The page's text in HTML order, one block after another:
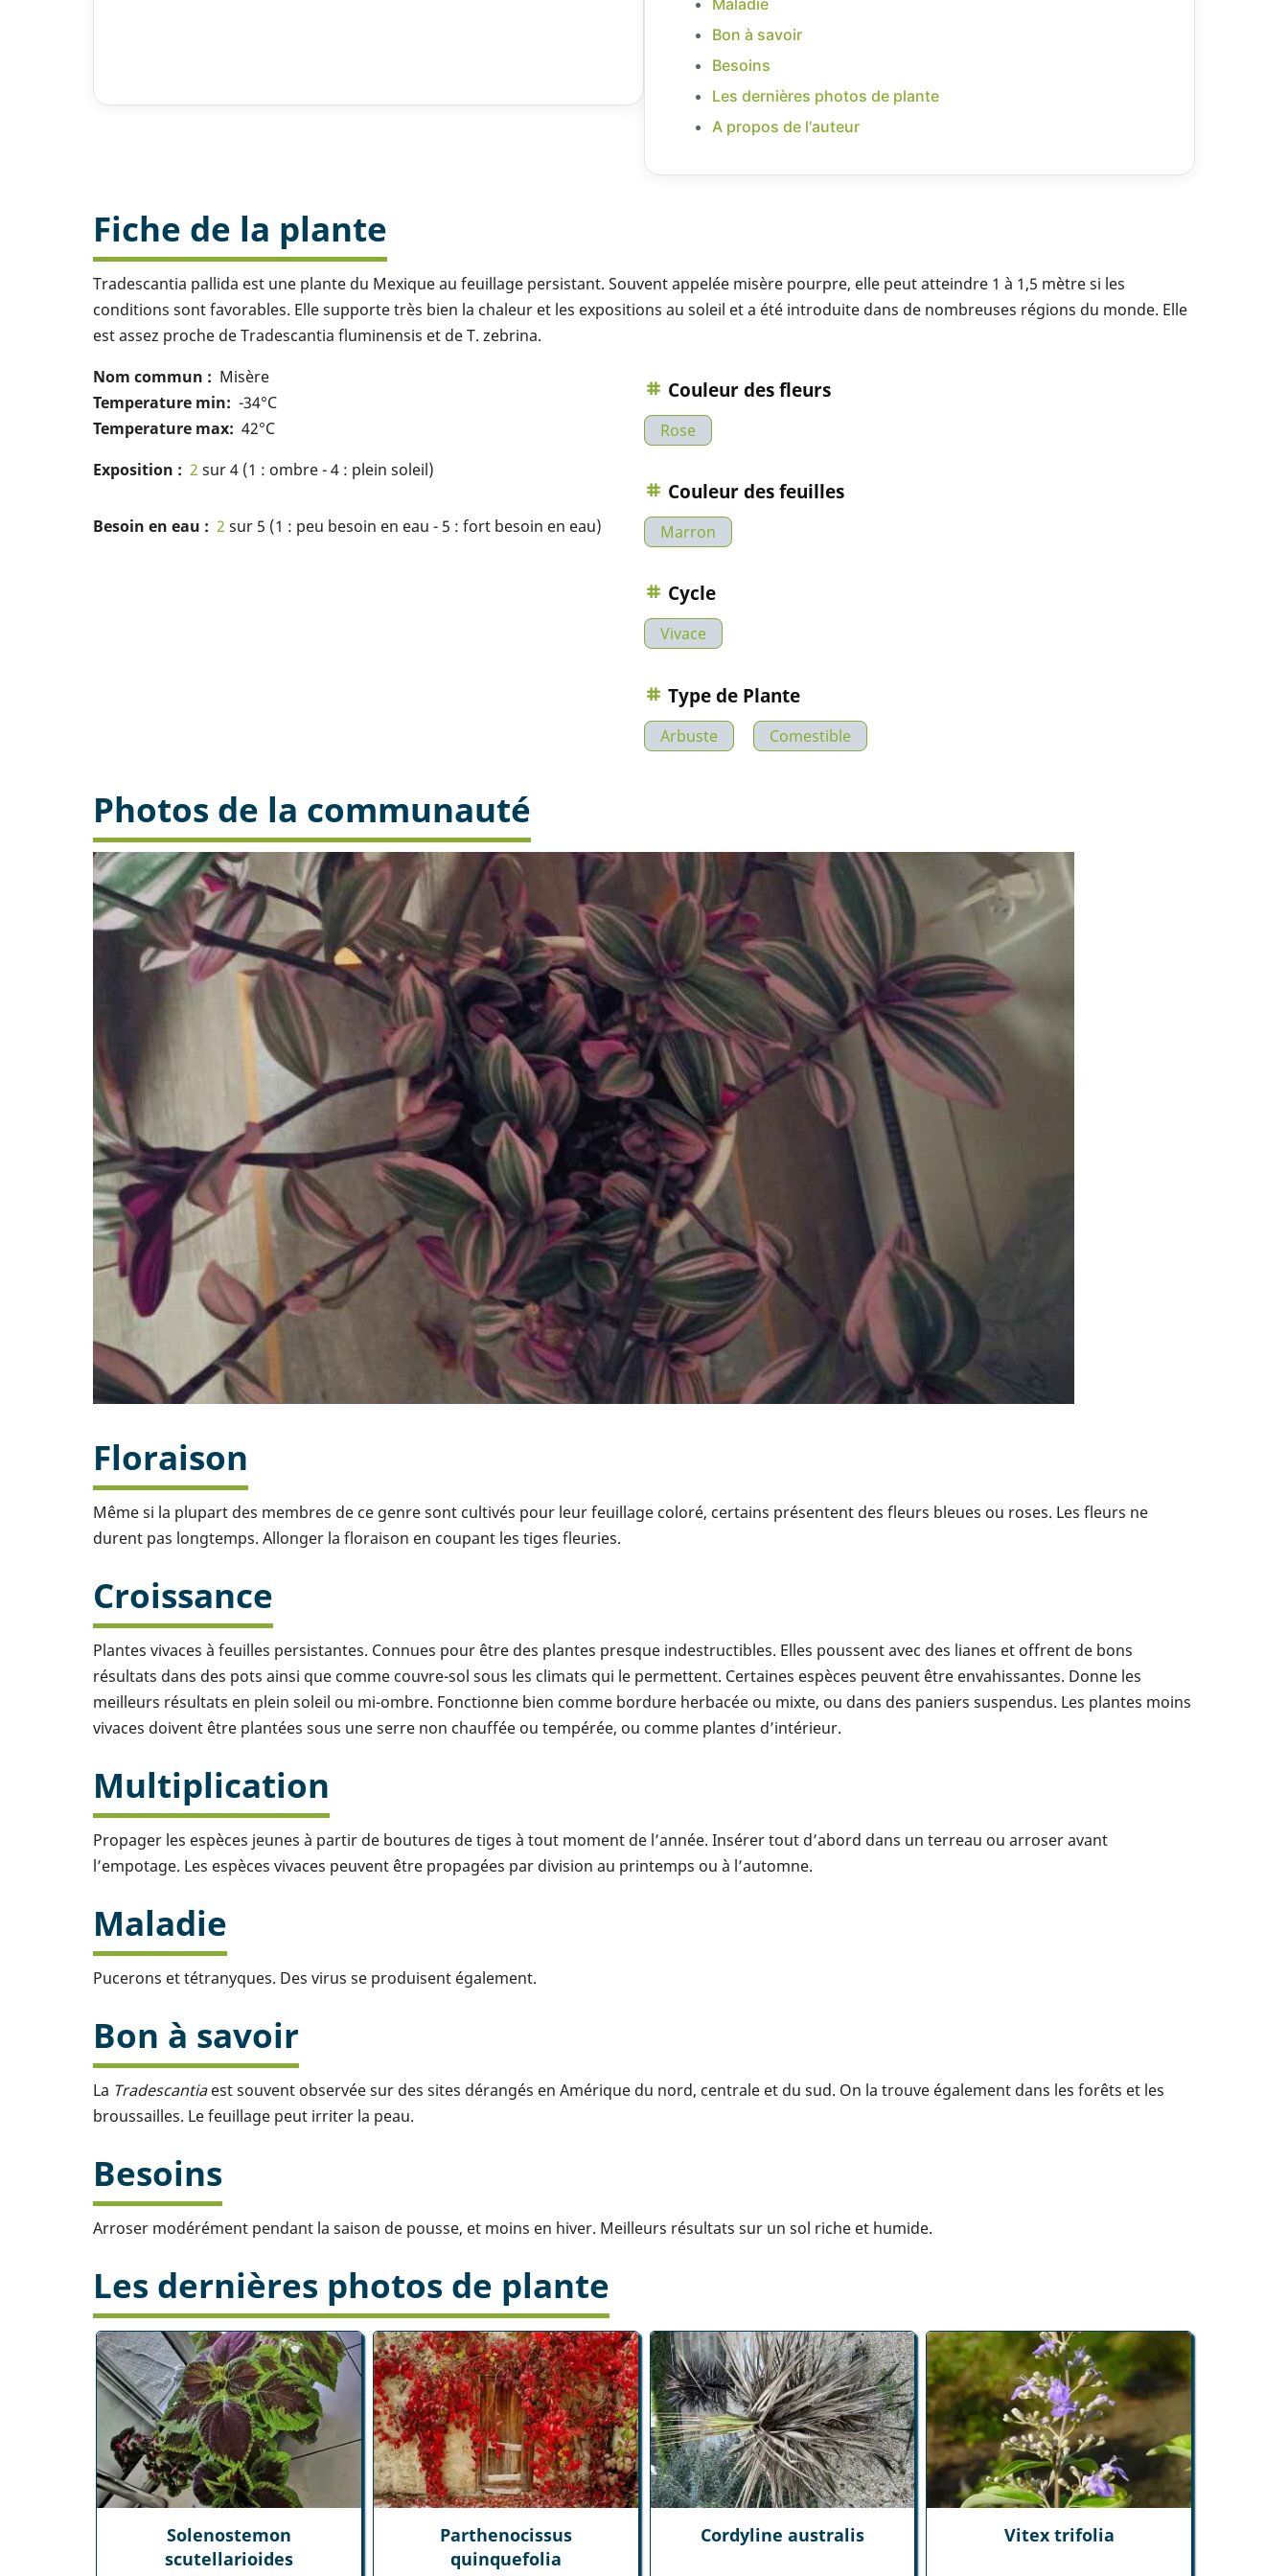
Maladie
Bon à savoir
Besoins
Les dernières photos de plante
A propos de l'auteur
Fiche de la plante
Tradescantia pallida est une plante du Mexique au feuillage persistant. Souvent appelée misère pourpre, elle peut atteindre 1 à 1,5 mètre si les
conditions sont favorables. Elle supporte très bien la chaleur et les expositions au soleil et a été introduite dans de nombreuses régions du monde. Elle
est assez proche de Tradescantia fluminensis et de T. zebrina.
Nom commun
Misère
Temperature min
-34°C
Temperature max 42°C
Exposition
2 sur 4 (1 : ombre - 4 : plein soleil)
Besoin en eau 2 sur 5 (1 : peu besoin en eau - 5 : fort besoin en eau)
Couleur des fleurs
Rose
Couleur des feuilles
Marron
Cycle
Vivace
Type de Plante
Arbuste Comestible
Photos de la communauté
Floraison
Même si la plupart des membres de ce genre sont cultivés pour leur feuillage coloré, certains présentent des fleurs bleues ou roses. Les fleurs ne
durent pas longtemps. Allonger la floraison en coupant les tiges fleuries.
Croissance
Plantes vivaces à feuilles persistantes. Connues pour être des plantes presque indestructibles. Elles poussent avec des lianes et offrent de bons
résultats dans des pots ainsi que comme couvre-sol sous les climats qui le permettent. Certaines espèces peuvent être envahissantes. Donne les
meilleurs résultats en plein soleil ou mi-ombre. Fonctionne bien comme bordure herbacée ou mixte, ou dans des paniers suspendus. Les plantes moins
vivaces doivent être plantées sous une serre non chauffée ou tempérée, ou comme plantes d’intérieur.
Multiplication
Propager les espèces jeunes à partir de boutures de tiges à tout moment de l’année. Insérer tout d’abord dans un terreau ou arroser avant
l’empotage. Les espèces vivaces peuvent être propagées par division au printemps ou à l’automne.
Maladie
Pucerons et tétranyques. Des virus se produisent également.
Bon à savoir
La Tradescantiaest souvent observée sur des sites dérangés en Amérique du nord, centrale et du sud. On la trouve également dans les forêts et les
broussailles. Le feuillage peut irriter la peau.
Besoins
Arroser modérément pendant la saison de pousse, et moins en hiver. Meilleurs résultats sur un sol riche et humide.
Les dernières photos de plante
Solenostemon
scutellarioides
Parthenocissus
quinquefolia
Cordyline australis Vitex trifolia